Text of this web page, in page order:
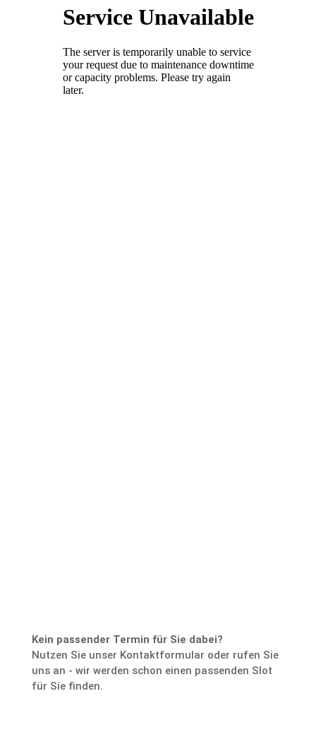
Kein passender Termin für Sie dabei?
Nutzen Sie unser Kontaktformular oder rufen Sie
uns an - wir werden schon einen passenden Slot
für Sie finden.